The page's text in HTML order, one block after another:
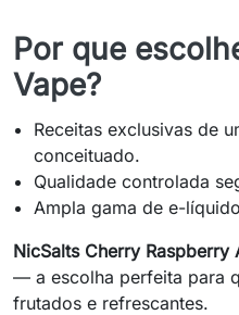
Por que
Vape?
Receitas exclusivas de
conceituado.
Qualidade controlada
Ampla gama de e-
NicSalts Cherry
— a escolha perfeita para
frutados e refrescantes.